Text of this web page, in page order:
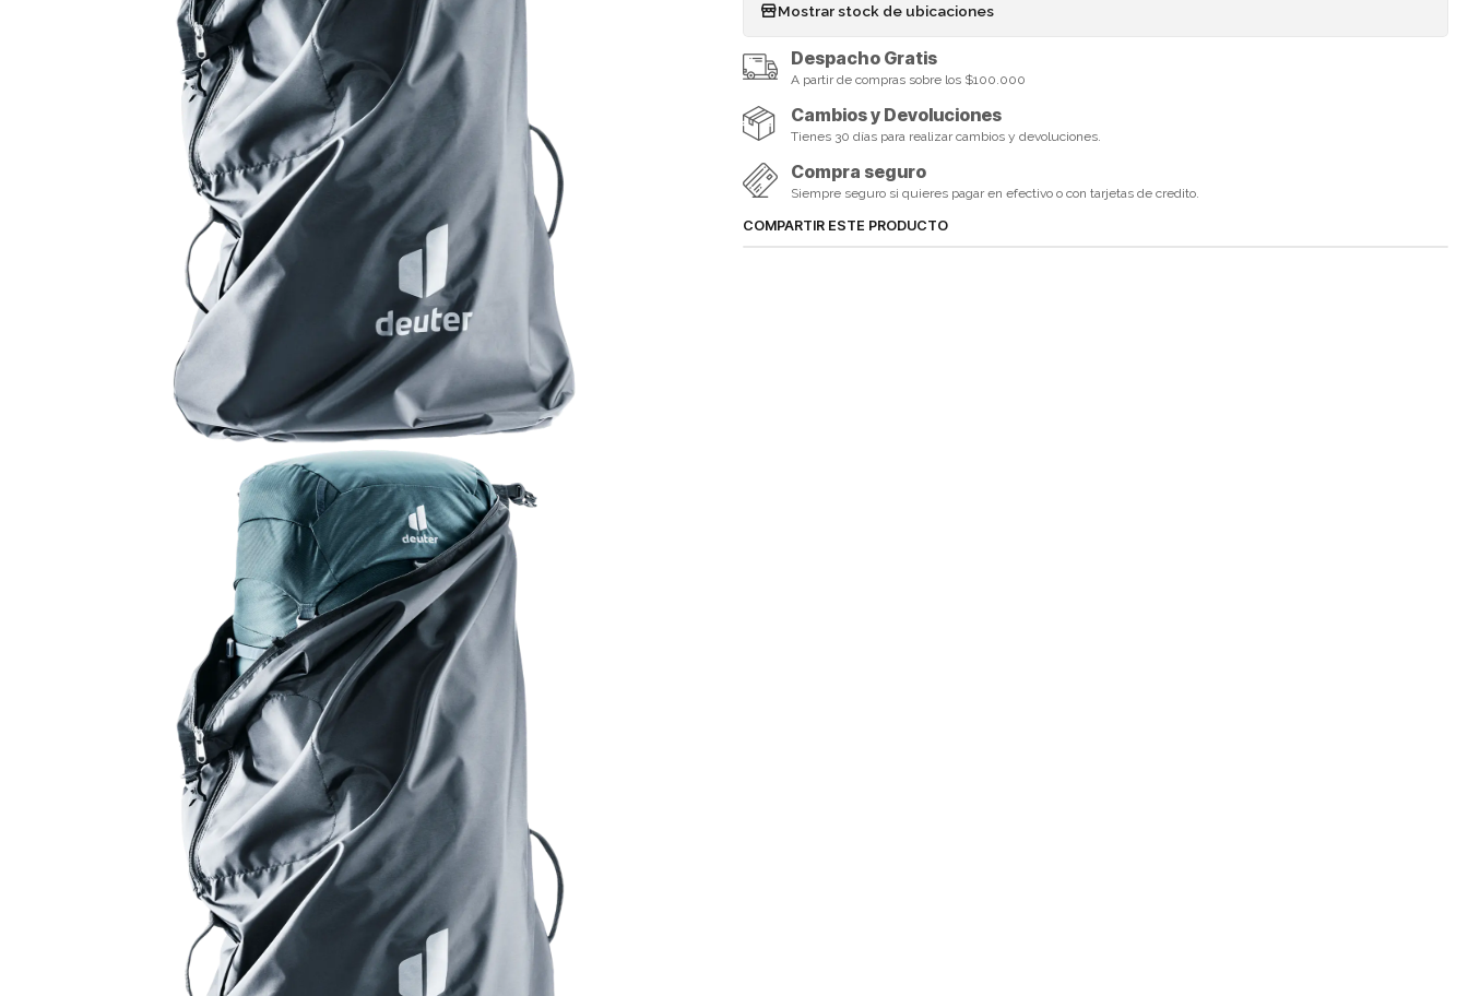
Mostrar stock de ubicaciones
Despacho Gratis
A partir de compras sobre los $100.000
Cambios y Devoluciones
Tienes 30 días para realizar cambios y devoluciones.
Compra seguro
Siempre seguro si quieres pagar en efectivo o con tarjetas de credito.
COMPARTIR ESTE PRODUCTO